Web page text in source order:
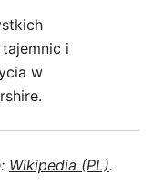
i
w
Wikipedia (PL).